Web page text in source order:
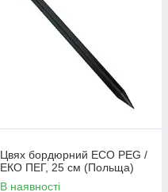
Цвях бордюрний ECO PEG /
ЕКО ПЕГ, 25 см (Польща)
В наявності